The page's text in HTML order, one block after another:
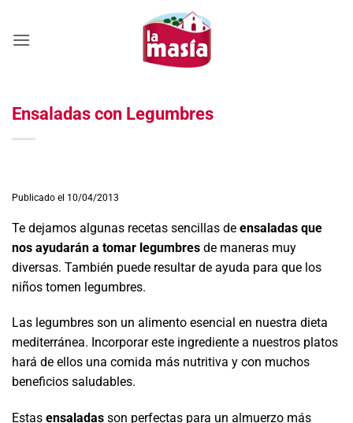
contenido
Ensaladas con Legumbres
Publicado el 10/04/2013
Te dejamos algunas recetas sencillas de ensaladas que
nos ayudarán a tomar legumbres de maneras muy
diversas. También puede resultar de ayuda para que los
niños tomen legumbres.
Las legumbres son un alimento esencial en nuestra dieta
mediterránea. Incorporar este ingrediente a nuestros platos
hará de ellos una comida más nutritiva y con muchos
beneficios saludables.
Estas ensaladas son perfectas para un almuerzo más